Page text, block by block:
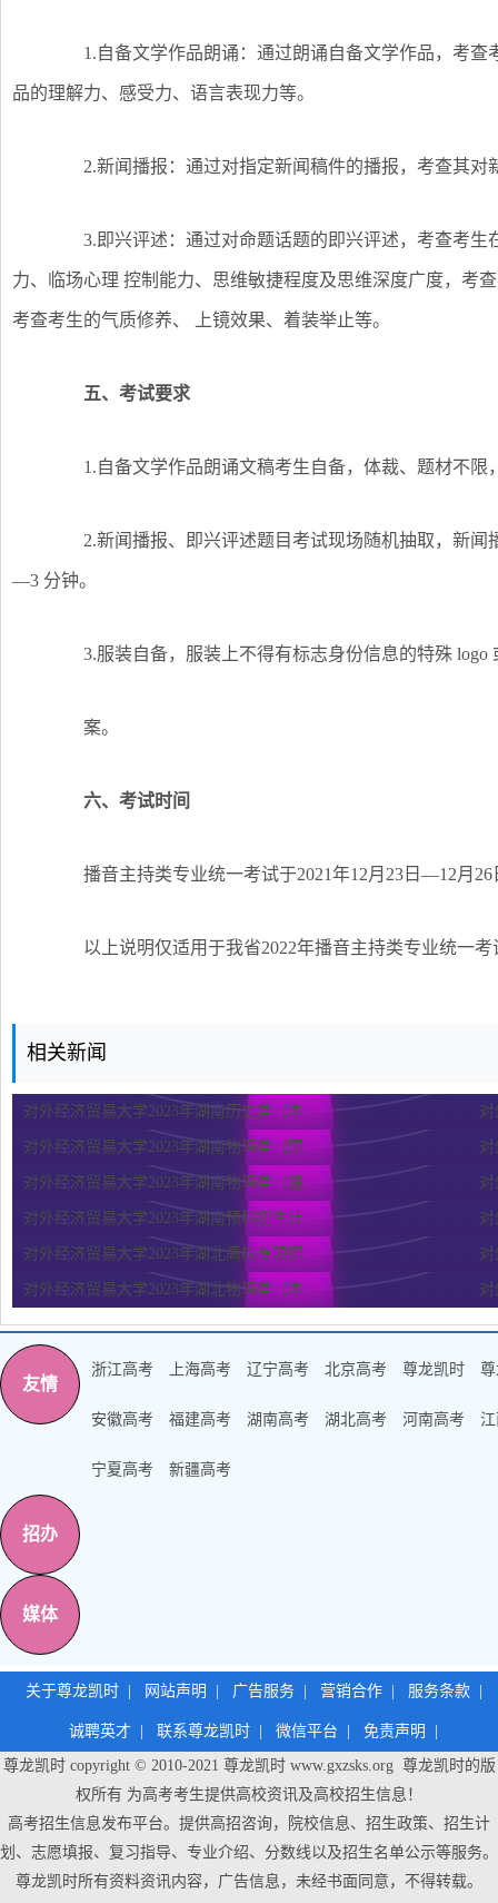
1.自备文学作品朗诵：通过朗诵自备文学作品，考查
品的理解力、感受力、语言表现力等。
2.新闻播报：通过对指定新闻稿件的播报，考查其对
3.即兴评述：通过对命题话题的即兴评述，考查考生
力、临场心理 控制能力、思维敏捷程度及思维深度广度，考
考查考生的气质修养、 上镜效果、着装举止等。
五、考试要求
1.自备文学作品朗诵文稿考生自备，体裁、题材不限
2.新闻播报、即兴评述题目考试现场随机抽取，新闻
—3 分钟。
3.服装自备，服装上不得有标志身份信息的特殊 logo
案。
六、考试时间
播音主持类专业统一考试于2021年12月23日—12月26
以上说明仅适用于我省2022年播音主持类专业统一考
相关新闻
对外经济贸易大学2023年湖南历史类（本...
对外经济贸易大学2023年湖南物理类（国...
对外经济贸易大学2023年湖南物理类（提...
对外经济贸易大学2023年湖南预科招生计...
对外经济贸易大学2023年湖北高校专项招...
对外经济贸易大学2023年湖北物理类（本...
友情
浙江高考 上海高考 辽宁高考 北京高考 尊龙凯时
安徽高考 福建高考 湖南高考 湖北高考 河南高考
宁夏高考 新疆高考
招办
媒体
关于尊龙凯时 网站声明 广告服务 营销合作 服务条款
诚聘英才 联系尊龙凯时 微信平台 免责声明
尊龙凯时 copyright © 2010-2021 尊龙凯时www.gxzsks.org 尊龙凯时的版
权所有 为高考考生提供高校资讯及高校招生信息！
高考招生信息发布平台。提供高招咨询，院校信息、招生政策、招生计
划、志愿填报、复习指导、专业介绍、分数线以及招生名单公示等服务。
尊龙凯时所有资料资讯内容，广告信息，未经书面同意，不得转载。